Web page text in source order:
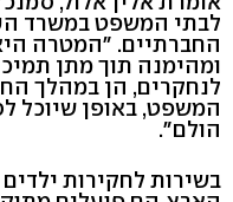
לבתי המשפט במשרד
החברתיים. "המטרה
ומהימנה תוך מתן
לנחקרים, הן במהלך
המשפט, באופן שיוכל
הולם".